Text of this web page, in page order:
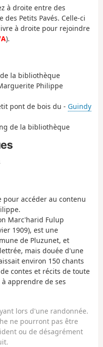
à droite entre des
Petits Pavés. Celle-ci
à droite pour rejoindre
).
la bibliothèque
Philippe
pont de bois du - Guindy
de la bibliothèque
pour accéder au contenu
Marc'harid Fulup
1909), est une
de Pluzunet, et
mais douée d'une
environ 150 chants
contes et récits de toute
apprendre de ses
lors d'une randonnée.
ne pourront pas être
ou de désagrément